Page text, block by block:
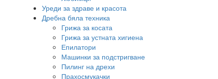
Уреди за здраве и красота
Дребна бяла техника
Грижа за косата
Грижа за устната хигиена
Епилатори
Машинки за подстригване
Пилинг на дрехи
Прахосмукачки